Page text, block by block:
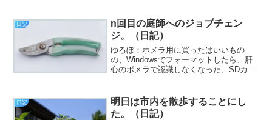
す。近畿地方は雨が降ってるせいで、自
然と気分も沈みがちになる...
日記
n回目の庭師へのジョブチェン
ジ。（日記）
ゆるぼ：ポメラ用に買ったはいいもの
の、Windowsでフォーマットしたら、肝
心のポメラで認識しなくなった、SDカー
のはよくない、と思って、いったんはウ
ィンドウを閉...
日記
明日は市内を散歩することにし
た。（日記）